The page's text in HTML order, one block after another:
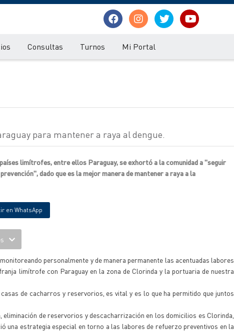
Consultas Turnos Mi Portal
para mantener a raya al dengue.
limítrofes, entre ellos Paraguay, se exhortó a la comunidad a "seguir
dado que es la mejor manera de mantener a raya a la
en WhatsApp
personalmente y de manera permanente las acentuadas labores
limítrofe con Paraguay en la zona de Clorinda y la portuaria de nuestra
de cacharros y reservorios, es vital y es lo que ha permitido que juntos
de reservorios y descacharrización en los domicilios es Clorinda,
una estrategia especial en torno a las labores de refuerzo preventivos en la